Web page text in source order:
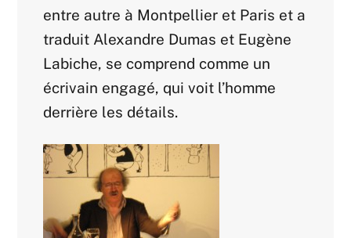
entre autre à Montpellier et Paris et a
traduit Alexandre Dumas et Eugène
Labiche, se comprend comme un
écrivain engagé, qui voit l’homme
derrière les détails.